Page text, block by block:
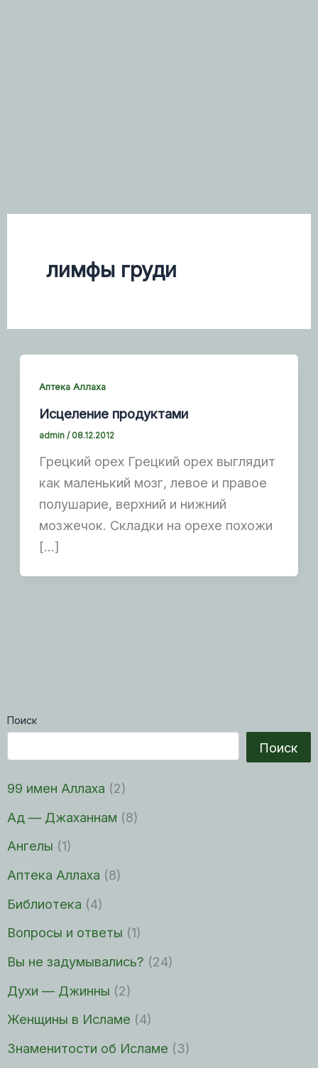
Поиск
Поиск
99 имен Аллаха (2)
Ад — Джаханнам (8)
Ангелы (1)
Аптека Аллаха (8)
Библиотека (4)
Вопросы и ответы (1)
Вы не задумывались? (24)
Духи — Джинны (2)
Женщины в Исламе (4)
Знаменитости об Исламе (3)
лимфы груди
Аптека Аллаха
Исцеление продуктами
admin/ 08.12.2012
Грецкий орех Грецкий орех выглядит
как маленький мозг, левое и правое
полушарие, верхний и нижний
мозжечок. Складки на орехе похожи
[…]